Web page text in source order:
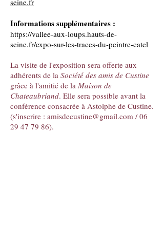
seine.fr
Informations supplémentaires :
https://vallee-aux-loups.hauts-de-
seine.fr/expo-sur-les-traces-du-peintre-catel
La visite de l'exposition sera offerte aux
adhérents de la Société des amis de Custine
grâce à l'amitié de la Maison de
Chateaubriand. Elle sera possible avant la
conférence consacrée à Astolphe de Custine.
(s'inscrire : amisdecustine@gmail.com /06
29 47 79 86).